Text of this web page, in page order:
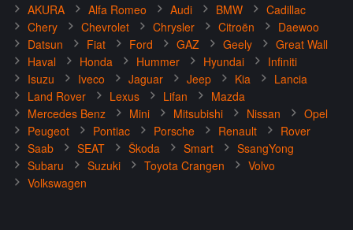
AKURA Alfa Romeo Audi BMW
Cadillac
Chery
Chevrolet Chrysler Citroën
Daewoo
Datsun
Fiat Ford GAZ Geely
Great Wall
Haval
Honda Hummer Hyundai
Infiniti
Isuzu
Iveco Jaguar Jeep Kia
Lancia
Land Rover
Lexus Lifan
Mazda
Mercedes Benz
Mini Mitsubishi Nissan
Opel
Peugeot
Pontiac Porsche Renault
Rover
Saab
SEAT Škoda Smart
SsangYong
Subaru
Suzuki Toyota Crangen
Volvo
Volkswagen